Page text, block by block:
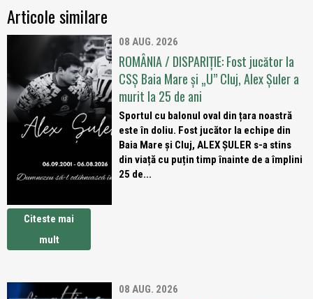
Articole similare
08 AUG. 2026
ROMÂNIA / DISPARIȚIE: Fost jucător la
CSȘ Baia Mare și „U” Cluj, Alex Șuler a
murit la 25 de ani
Sportul cu balonul oval din țara noastră
este în doliu. Fost jucător la echipe din
Baia Mare și Cluj, ALEX ȘULER s-a stins
din viață cu puțin timp înainte de a împlini
25 de...
Citeste mai
mult
08 AUG. 2026